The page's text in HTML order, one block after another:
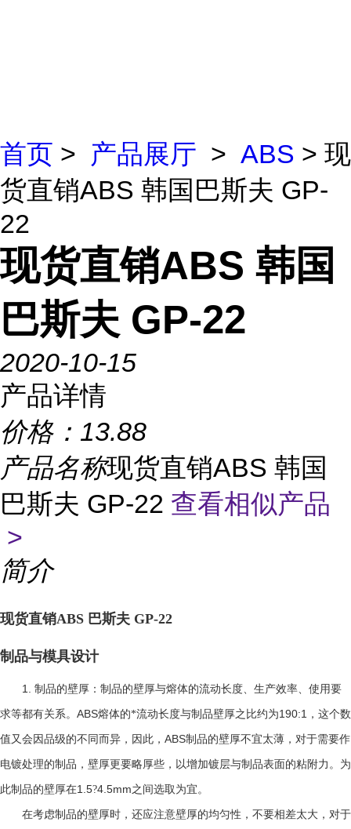
首页 > 产品展厅 > ABS > 现
货直销ABS 韩国巴斯夫 GP-
22
现货直销ABS 韩国
巴斯夫 GP-22
2020-10-15
产品详情
价格： 13.88
产品名称现货直销ABS 韩国
巴斯夫 GP-22 查看相似产品
>
简介
现货直销ABS 巴斯夫 GP-22
制品与模具设计
1. 制品的壁厚：制品的壁厚与熔体的流动长度、生产效率、使用要
求等都有关系。 ABS熔体的*流动长度与制品壁厚之比约为190:1 ，这个数
值又会因品级的不同而异，因此， ABS制品的壁厚不宜太薄，对于需要作
电镀处理的制品，壁厚更要略厚些，以增加镀层与制品表面的粘附力。为
此制品的壁厚在1.5?4.5mm之间选取为宜。
在考虑制品的壁厚时，还应注意壁厚的均匀性，不要相差太大，对于